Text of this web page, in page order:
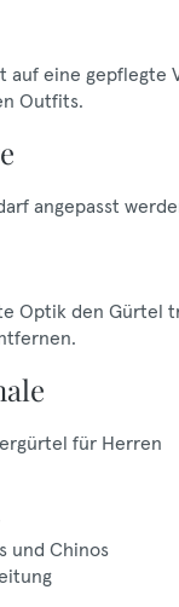
auf eine
Outfits.
angepasst
Optik den Gürtel
für Herren
und Chinos